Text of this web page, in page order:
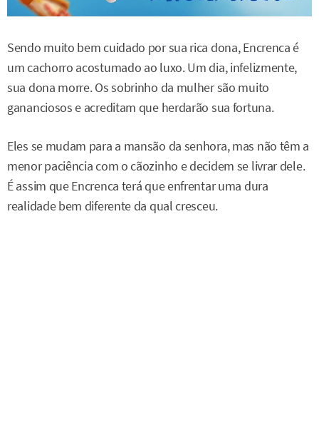
Sendo muito bem cuidado por sua rica dona, Encrenca é
um cachorro acostumado ao luxo. Um dia, infelizmente,
sua dona morre. Os sobrinho da mulher são muito
gananciosos e acreditam que herdarão sua fortuna.
Eles se mudam para a mansão da senhora, mas não têm a
menor paciência com o cãozinho e decidem se livrar dele.
É assim que Encrenca terá que enfrentar uma dura
realidade bem diferente da qual cresceu.